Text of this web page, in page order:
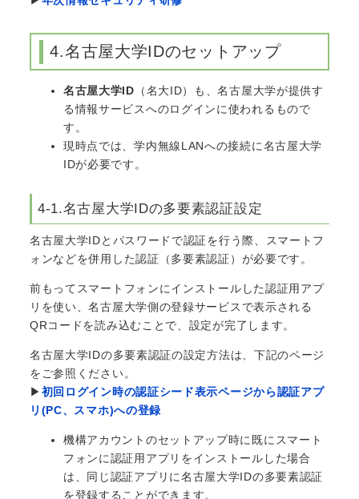
4.名古屋大学IDのセットアップ
名古屋大学ID （名大ID）も、名古屋大学が提供す
る情報サービスへのログインに使われるもので
す。
現時点では、学内無線LANへの接続に名古屋大学
IDが必要です。
4-1.名古屋大学IDの多要素認証設定
名古屋大学IDとパスワードで認証を行う際、スマートフ
ォンなどを併用した認証（多要素認証）が必要です。
前もってスマートフォンにインストールした認証用アプ
リを使い、名古屋大学側の登録サービスで表示される
QRコードを読み込むことで、設定が完了します。
名古屋大学IDの多要素認証の設定方法は、下記のページ
をご参照ください。
▶ 初回ログイン時の認証シード表示ページから認証アプ
リ(PC、スマホ)への登録
機構アカウントのセットアップ時に既にスマート
フォンに認証用アプリをインストールした場合
は、同じ認証アプリに名古屋大学IDの多要素認証
を登録することができます。